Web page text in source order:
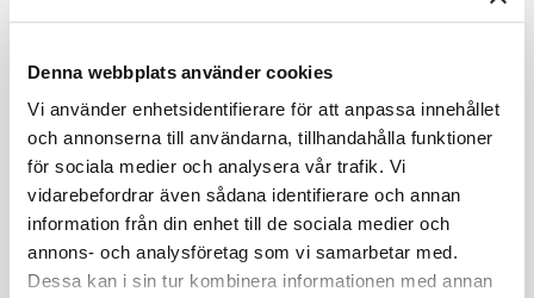
Denna webbplats använder cookies
Vi använder enhetsidentifierare för att anpassa innehållet
och annonserna till användarna, tillhandahålla funktioner
för sociala medier och analysera vår trafik. Vi
vidarebefordrar även sådana identifierare och annan
information från din enhet till de sociala medier och
annons- och analysföretag som vi samarbetar med.
Dessa kan i sin tur kombinera informationen med annan
LÄKEMEDELSFÖRPACKNINGAR
TJÄNSTER
Kliniska tester
Filling
Produktion